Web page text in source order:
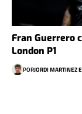
Fran Guerrero
London P1
PORJORDI MARTINEZ